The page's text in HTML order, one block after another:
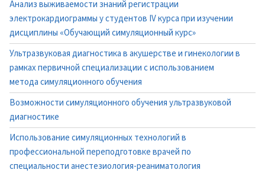
Анализ выживаемости знаний регистрации
электрокардиограммы у студентов IV курса при изучении
дисциплины «Обучающий симуляционный курс»
Ультразвуковая диагностика в акушерстве и гинекологии в
рамках первичной специализации с использованием
метода симуляционного обучения
Возможности симуляционного обучения ультразвуковой
диагностике
Использование симуляционных технологий в
профессиональной переподготовке врачей по
специальности анестезиология-реаниматология